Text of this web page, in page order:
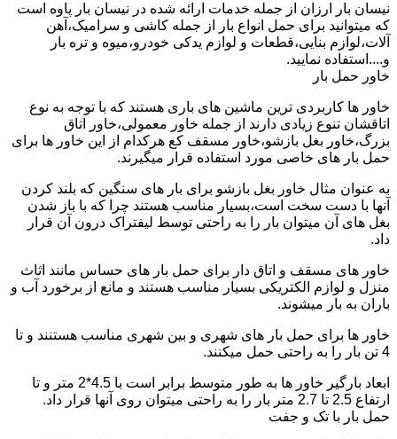
نیسان بار ارزان از جمله خدمات ارائه شده در نیسان بار پاوه است
که میتوانید برای حمل انواع بار از جمله کاشی و سرامیک،آهن
آلات،لوازم بنایی،قطعات و لوازم یدکی خودرو،میوه و تره بار
و....استفاده نمایید.
خاور حمل بار
خاور ها کاربردی ترین ماشین های باری هستند که با توجه به نوع
اتاقشان تنوع زیادی دارند از جمله خاور معمولی،خاور اتاق
بزرگ،خاور بغل بازشو،خاور مسقف کع هرکدام از این خاور ها برای
حمل بار های خاصی مورد استفاده قرار میگیرند.
به عنوان مثال خاور بغل بازشو برای بار های سنگین که بلند کردن
آنها با دست سخت است،بسیار مناسب هستند چرا که با باز شدن
بغل های آن میتوان بار را به راحتی توسط لیفتراک درون آن قرار
داد.
خاور های مسقف و اتاق دار برای حمل بار های حساس مانند اثاث
منزل و لوازم الکتریکی بسیار مناسب هستند و مانع از برخورد آب و
باران به بار میشوند.
خاور ها برای حمل بار های شهری و بین شهری مناسب هستنند و تا
4 تن بار را به راحتی حمل میکنند.
ابعاد بارگیر خاور ها به طور متوسط برابر است با 4.5*2 متر و تا
ارتفاع 2.5 تا 2.7 متر بار را به راحتی میتوان روی آنها قرار داد.
حمل بار با تک و جفت